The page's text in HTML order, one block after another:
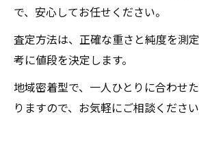
で、安心してお任せください。
査定方法は、正確な重さと純度を測
考に値段を決定します。
地域密着型で、一人ひとりに合わせ
りますので、お気軽にご相談ください